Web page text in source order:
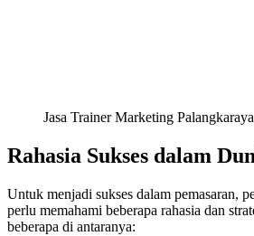
Jasa Trainer Marketing Palangkaraya
Rahasia Sukses dalam
Untuk menjadi sukses dalam pemasaran,
perlu memahami beberapa rahasia dan
beberapa di antaranya: